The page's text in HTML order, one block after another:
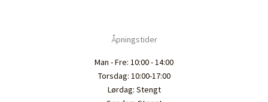
Åpningstider
Man - Fre: 10:00 - 14:00
Torsdag: 10:00-17:00
Lørdag: Stengt